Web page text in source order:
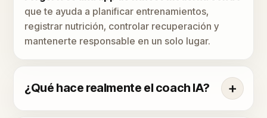
que te ayuda a planificar entrenamientos,
registrar nutrición, controlar recuperación y
mantenerte responsable en un solo lugar.
¿Qué hace realmente el coach IA?